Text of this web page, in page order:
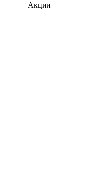
Акции